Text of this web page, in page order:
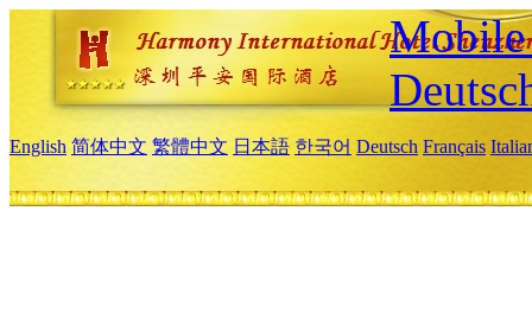
Mobile
English 简体中文 繁體中文 日本語 한국어 Deutsch Français